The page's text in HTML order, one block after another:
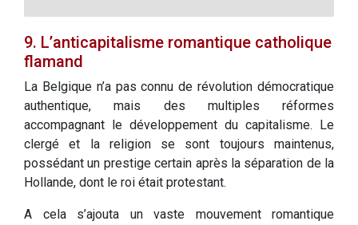
9. L’anticapitalisme romantique catholique
flamand
La Belgique n’a pas connu de révolution démocratique
authentique, mais des multiples réformes
accompagnant le développement du capitalisme. Le
clergé et la religion se sont toujours maintenus,
possédant un prestige certain après la séparation de la
Hollande, dont le roi était protestant.
A cela s’ajouta un vaste mouvement romantique